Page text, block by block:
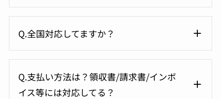
Q.全国対応してますか？
Q.支払い方法は？領収書/請求書/インボ
イス等には対応してる？